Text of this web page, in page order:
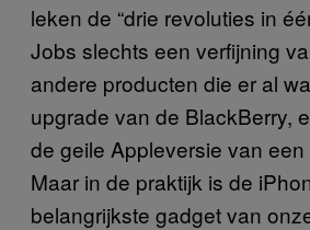
leken de “drie revoluties in
Jobs slechts een verfijning
andere producten die er al
upgrade van de BlackBerry,
de geile Appleversie van een
Maar in de praktijk is de
belangrijkste gadget van